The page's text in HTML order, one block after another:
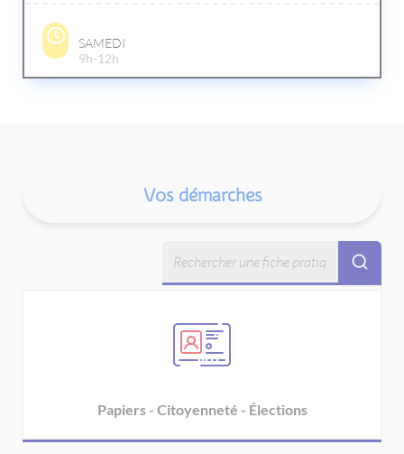
SAMEDI
9h-12h
Vos démarches
Papiers - Citoyenneté - Élections